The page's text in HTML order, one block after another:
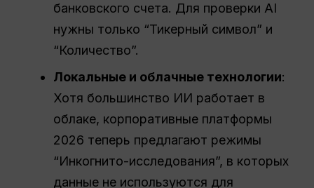
банковского счета. Для проверки AI
нужны только “Тикерный символ” и
“Количество”.
Локальные и облачные технологии:
Хотя большинство ИИ работает в
облаке, корпоративные платформы
2026 теперь предлагают режимы
“Инкогнито-исследования”, в которых
данные не используются для